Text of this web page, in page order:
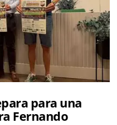
para una
Fernando